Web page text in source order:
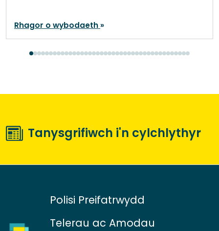
Rhagor o wybodaeth
Tanysgrifiwch i'n cylchlythyr
Polisi Preifatrwydd
Telerau ac Amodau